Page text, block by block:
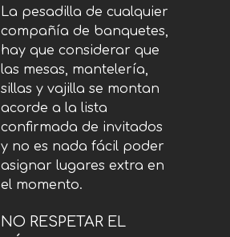
La pesadilla de cualquier
compañía de banquetes,
hay que considerar que
las mesas, mantelería,
sillas y vajilla se montan
acorde a la lista
confirmada de invitados
y no es nada fácil poder
asignar lugares extra en
el momento.
NO RESPETAR EL